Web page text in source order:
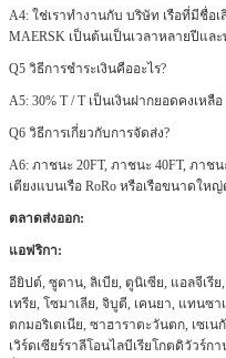
A4: ใช่เราทำงานกับ บริษัท เรือที่มีชื่อเ
MAERSK เป็นต้นเป็นเวลาหลายปีแล
Q5 วิธีการชำระเงินคืออะไร?
A5: 30% T / T เป็นเงินฝากยอดคงเหลื
Q6 วิธีการเกี่ยวกับการจัดส่ง?
A6: ภาชนะ 20FT, ภาชนะ 40FT, ภา
เตียงแบนเรือ RoRo หรือเรือขนาดใ
ตลาดส่งออก:
แอฟริกา:
อียิปต์, ซูดาน, ลิเบีย, ตูนิเซีย, แอลจีเรีย,
เทรีย, โซมาเลีย, จิบูตี, เคนยา, แทนซ
ตกมอริเตเนีย, ซาฮาราตะวันตก, เซเ
เวิร์ดเซียร์ราลีโอนไลบีเรียโกตดิวัวร์ก